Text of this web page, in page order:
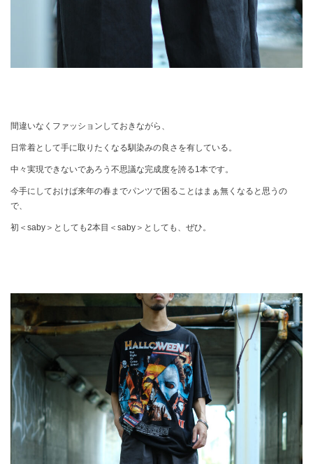
間違いなくファッションしておきながら、
日常着として手に取りたくなる馴染みの良さを有している。
中々実現できないであろう不思議な完成度を誇る1本です。
今手にしておけば来年の春までパンツで困ることはまぁ無くなると思うの
で、
初＜saby＞としても2本目＜saby＞としても、ぜひ。